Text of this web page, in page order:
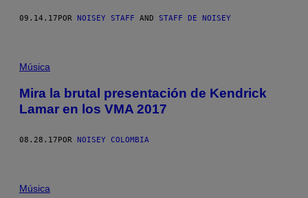
09.14.17 POR NOISEY STAFF AND STAFF DE NOISEY
Música
Mira la brutal presentación de Kendrick
Lamar en los VMA 2017
08.28.17POR NOISEY COLOMBIA
Música